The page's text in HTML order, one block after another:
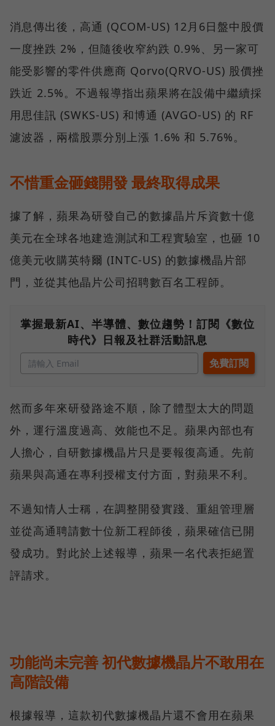
消息傳出後，高通 (QCOM-US) 12月6日盤中股價
一度挫跌 2%，但隨後收窄約跌 0.9%、另一家可
能受影響的零件供應商 Qorvo(QRVO-US) 股價挫
跌近 2.5%。不過報導指出蘋果將在設備中繼續採
用思佳訊 (SWKS-US) 和博通 (AVGO-US) 的 RF
濾波器，兩檔股票分別上漲 1.6% 和 5.76%。
不惜重金砸錢開發 最終取得成果
據了解，蘋果為研發自己的數據晶片斥資數十億
美元在全球各地建造測試和工程實驗室，也砸 10
億美元收購英特爾 (INTC-US) 的數據機晶片部
門，並從其他晶片公司招聘數百名工程師。
掌握最新AI、半導體、數位趨勢！訂閱《數位
時代》日報及社群活動訊息
然而多年來研發路途不順，除了體型太大的問題
外，運行溫度過高、效能也不足。蘋果內部也有
人擔心，自研數據機晶片只是要報復高通。先前
蘋果與高通在專利授權支付方面，對蘋果不利。
不過知情人士稱，在調整開發實踐、重組管理層
並從高通聘請數十位新工程師後，蘋果確信已開
發成功。對此於上述報導，蘋果一名代表拒絕置
評請求。
功能尚未完善 初代數據機晶片不敢用在
高階設備
根據報導，這款初代數據機晶片還不會用在蘋果